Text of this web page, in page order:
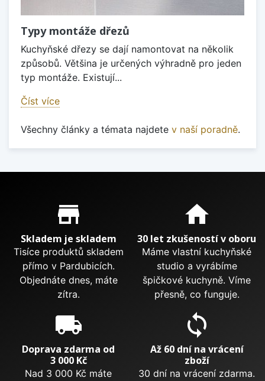
Typy montáže dřezů
Kuchyňské dřezy se dají namontovat na několik
způsobů. Většina je určených výhradně pro jeden
typ montáže. Existují...
Číst více
Všechny články a témata najdete v naší poradně.
Proč nakupovat u nás?
store_mall_directory
Skladem je skladem
Tisíce produktů skladem
přímo v Pardubicích.
Objednáte dnes, máte
zítra.
home
30 let zkušeností v oboru
Máme vlastní kuchyňské
studio a vyrábíme
špičkové kuchyně. Víme
přesně, co funguje.
local_shipping
Doprava zdarma od
3 000 Kč
Nad 3 000 Kč máte
sync
Až 60 dní na vrácení
zboží
30 dní na vrácení zdarma.